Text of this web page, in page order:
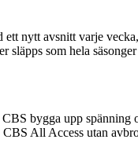
nytt avsnitt varje
släpps som hela
bygga upp
All Access utan